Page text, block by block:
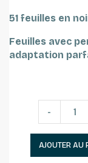
51 feuilles en
Feuilles avec
adaptation
-
AJOUTER AU